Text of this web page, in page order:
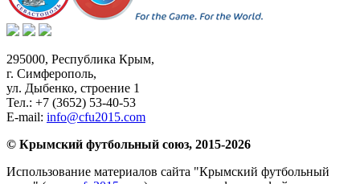
295000, Республика Крым,
г. Симферополь,
ул. Дыбенко, строение 1
Тел.: +7 (3652) 53-40-53
E-mail: info@cfu2015.com
© Крымский футбольный союз, 2015-2026
Использование материалов сайта "Крымский футбольный